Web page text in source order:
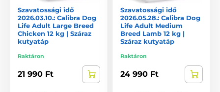
Szavatossági idő
2026.03.10.: Calibra Dog
Life Adult Large Breed
Chicken 12 kg | Száraz
kutyatáp
Raktáron
21 990 Ft
Szavatossági idő
2026.05.28.: Calibra Dog
Life Adult Medium
Breed Lamb 12 kg |
Száraz kutyatáp
Raktáron
24 990 Ft